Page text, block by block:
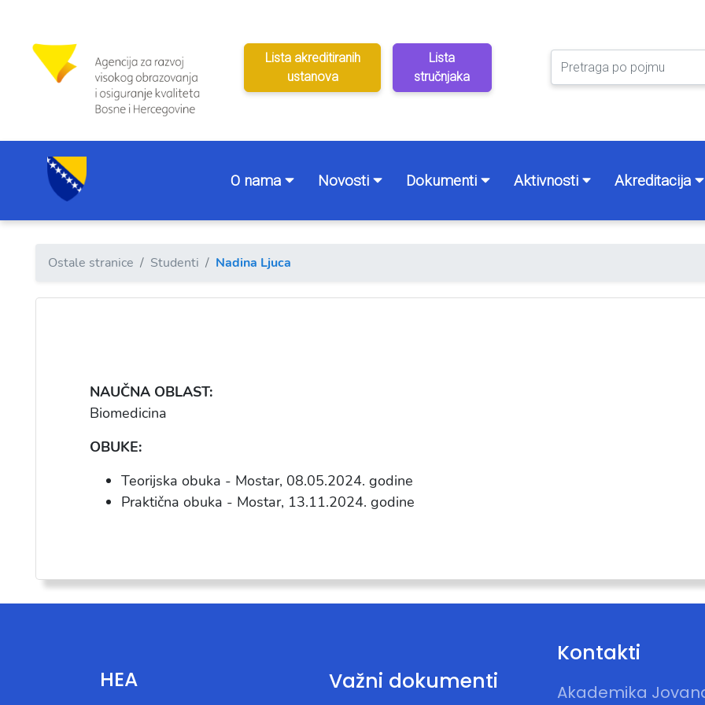
Lista akreditiranih
ustanova
Lista
stručnjaka
O nama Novosti Dokumenti Aktivnosti Akreditacija
Ostale stranice Studenti Nadina Ljuca
NAUČNA OBLAST:
Biomedicina
OBUKE:
Teorijska obuka - Mostar, 08.05.2024. godine
Praktična obuka - Mostar, 13.11.2024. godine
HEA Važni dokumenti
Kontakti
Akademika